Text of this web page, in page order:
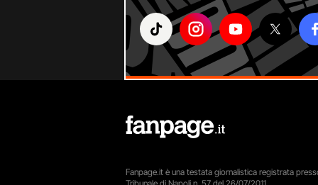
Fanpage.it è una testata giornalistica registrata